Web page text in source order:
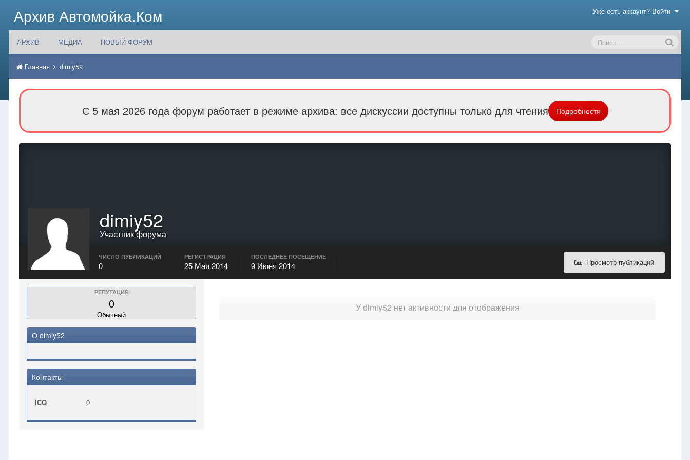
Архив Автомойка.Ком Уже есть аккаунт? Войти
АРХИВ МЕДИА НОВЫЙ ФОРУМ
Главная dimiy52
С 5 мая 2026 года форум работает в режиме архива: все дискуссии доступны только для чтения Подробности
dimiy52
Участник форума
Просмотр публикаций
ЧИСЛО ПУБЛИКАЦИЙ
0
РЕГИСТРАЦИЯ
25 Мая 2014
ПОСЛЕДНЕЕ ПОСЕЩЕНИЕ
9 Июня 2014
РЕПУТАЦИЯ
0
Обычный
О dimiy52
Контакты
ICQ 0
У dimiy52 нет активности для отображения